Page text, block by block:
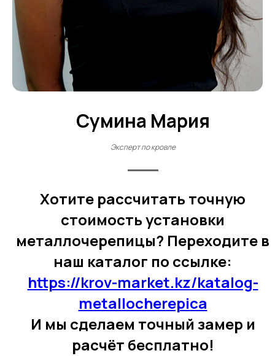
Сумина Мария
Эксперт по кровле
Хотите рассчитать точную
стоимость установки
металлочерепицы? Переходите в
наш каталог по ссылке:
https://krov-market.kz/katalog-
metallocherepica
И мы сделаем точный замер и
расчёт бесплатно!